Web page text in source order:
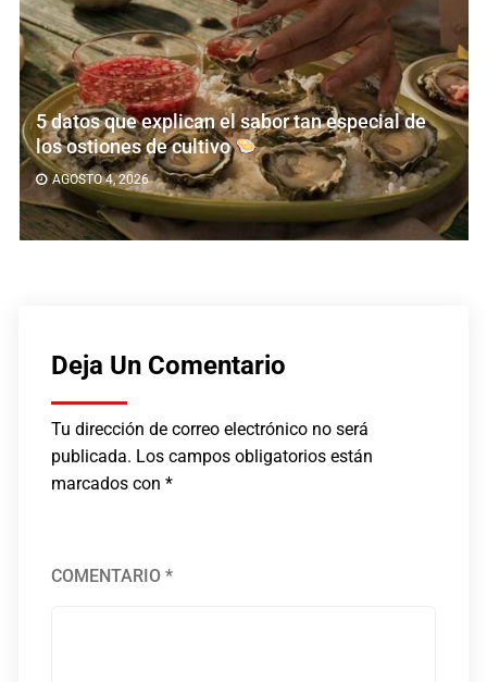
5 datos que explican el sabor tan especial de
los ostiones de cultivo
AGOSTO 4, 2026
Deja Un Comentario
Tu dirección de correo electrónico no será
publicada. Los campos obligatorios están
marcados con*
COMENTARIO*